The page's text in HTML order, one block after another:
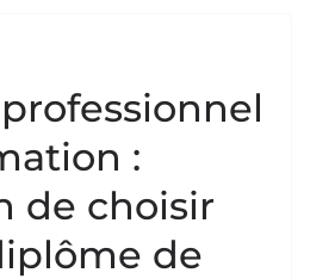
:
de choisir
de